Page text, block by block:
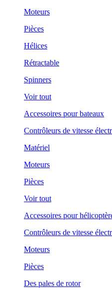
Moteurs
Pièces
Hélices
Rétractable
Spinners
Voir tout
Accessoires pour bateaux
Contrôleurs de vitesse
Matériel
Moteurs
Pièces
Voir tout
Accessoires pour
Contrôleurs de vitesse
Moteurs
Pièces
Des pales de rotor